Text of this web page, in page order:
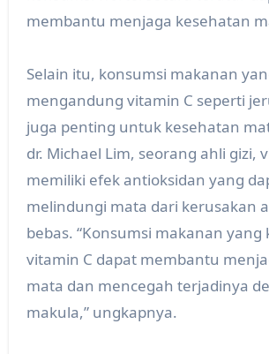
membantu menjaga kesehatan
Selain itu, konsumsi makanan
mengandung vitamin C seperti
juga penting untuk kesehatan
dr. Michael Lim, seorang ahli gizi,
memiliki efek antioksidan yang
melindungi mata dari kerusakan
bebas. “Konsumsi makanan yang
vitamin C dapat membantu
mata dan mencegah terjadinya
makula,” ungkapnya.